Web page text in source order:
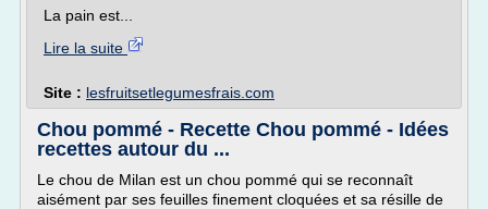
La pain est...
Lire la suite
Site : lesfruitsetlegumesfrais.com
Chou pommé - Recette Chou pommé - Idées
recettes autour du ...
Le chou de Milan est un chou pommé qui se reconnaît
aisément par ses feuilles finement cloquées et sa résille de